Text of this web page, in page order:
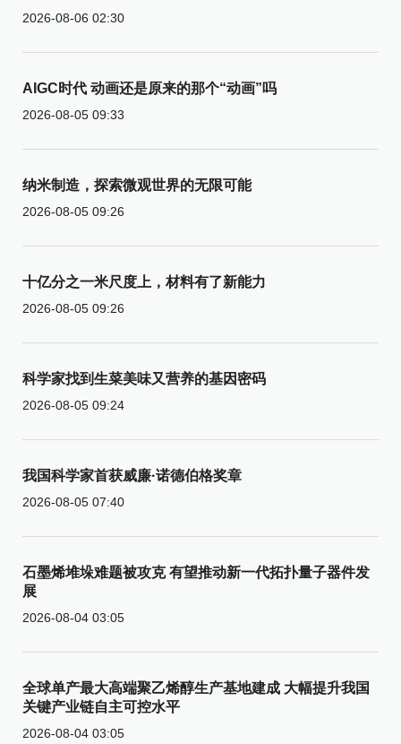
2026-08-06 02:30
AIGC时代 动画还是原来的那个“动画”吗
2026-08-05 09:33
纳米制造，探索微观世界的无限可能
2026-08-05 09:26
十亿分之一米尺度上，材料有了新能力
2026-08-05 09:26
科学家找到生菜美味又营养的基因密码
2026-08-05 09:24
我国科学家首获威廉·诺德伯格奖章
2026-08-05 07:40
石墨烯堆垛难题被攻克 有望推动新一代拓扑量子器件发
展
2026-08-04 03:05
全球单产最大高端聚乙烯醇生产基地建成 大幅提升我国
关键产业链自主可控水平
2026-08-04 03:05